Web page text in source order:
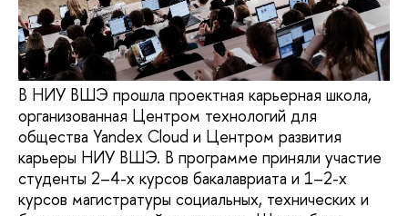
В НИУ ВШЭ прошла проектная карьерная школа,
организованная Центром технологий для
общества Yandex Cloud и Центром развития
карьеры НИУ ВШЭ. В программе приняли участие
студенты 2–4-х курсов бакалавриата и 1–2-х
курсов магистратуры социальных, технических и